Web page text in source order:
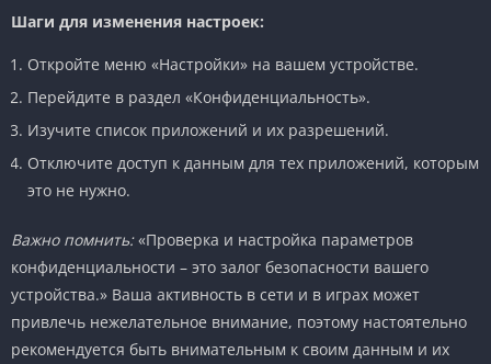
Шаги для изменения настроек:
Откройте меню «Настройки» на вашем устройстве.
Перейдите в раздел «Конфиденциальность».
Изучите список приложений и их разрешений.
Отключите доступ к данным для тех приложений, которым
это не нужно.
Важно помнить:«Проверка и настройка параметров
конфиденциальности – это залог безопасности вашего
устройства.» Ваша активность в сети и в играх может
привлечь нежелательное внимание, поэтому настоятельно
рекомендуется быть внимательным к своим данным и их